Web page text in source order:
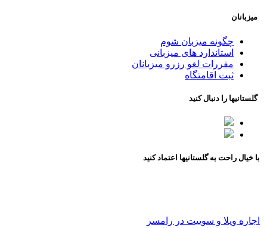
میزبانان
چگونه میزبان شوم
استاندارد های میزبانی
مقررات لغو رزرو میزبانان
ثبت اقامتگاه
گلستانیها را دنبال کنید
با خیال راحت به گلستانیها اعتماد کنید
اجاره ویلا و سوییت در رامسر